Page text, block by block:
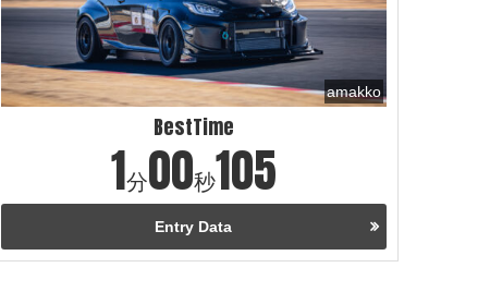
amakko
BestTime
1分00秒105
Entry Data